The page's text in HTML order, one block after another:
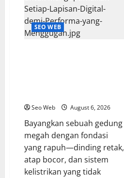
SEO WEB
Seo Web August 6, 2026
Bayangkan sebuah gedung
megah dengan fondasi
yang rapuh—dinding retak,
atap bocor, dan sistem
kelistrikan yang tidak